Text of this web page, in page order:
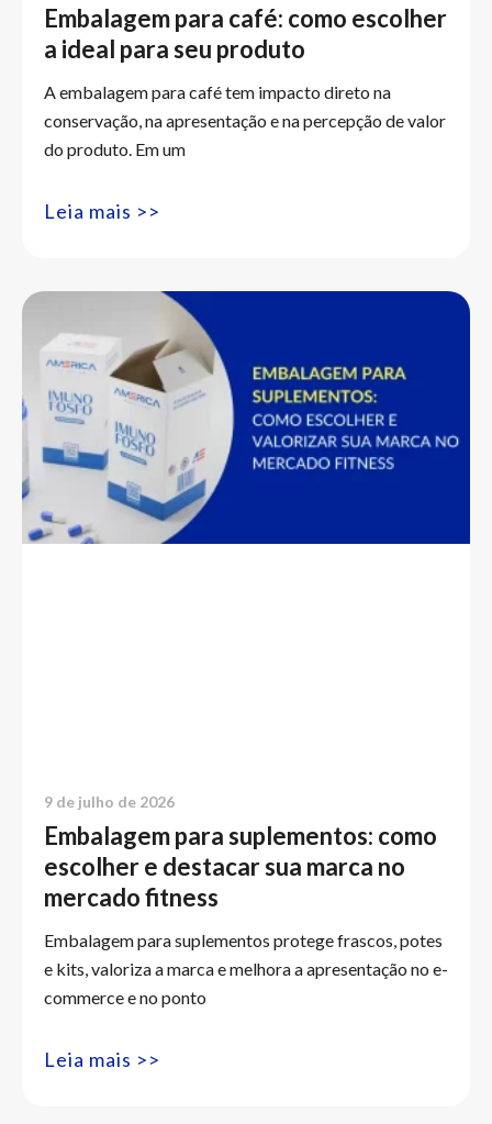
Embalagem para café: como escolher
a ideal para seu produto
A embalagem para café tem impacto direto na
conservação, na apresentação e na percepção de valor
do produto. Em um
Leia mais >>
Embalagem para suplementos: como
escolher e destacar sua marca no
mercado fitness
9 de julho de 2026
Embalagem para suplementos protege frascos, potes
e kits, valoriza a marca e melhora a apresentação no e-
commerce e no ponto
Leia mais >>